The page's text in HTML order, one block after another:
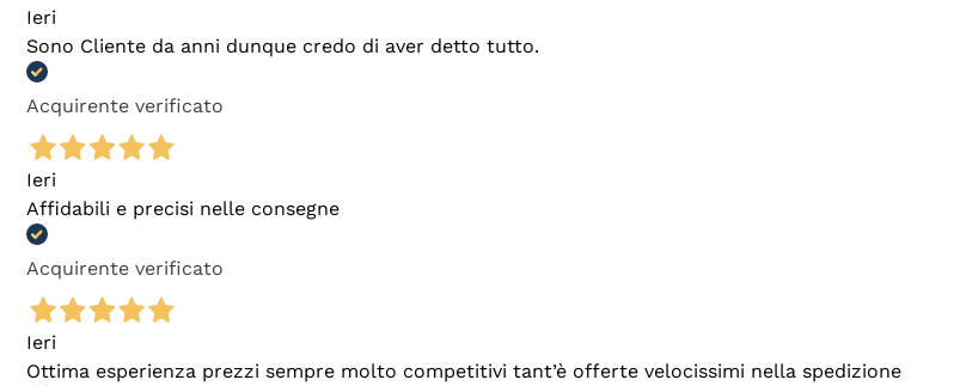
Ieri
Sono Cliente da anni dunque credo di aver detto tutto.
Acquirente verificato
Ieri
Affidabili e precisi nelle consegne
Acquirente verificato
Ieri
Ottima esperienza prezzi sempre molto competitivi tant’è offerte velocissimi nella spedizione